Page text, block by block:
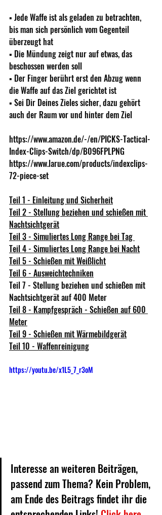
▪ Jede Waffe ist als geladen zu betrachten,
bis man sich persönlich vom Gegenteil
überzeugt hat
▪ Die Mündung zeigt nur auf etwas, das
beschossen werden soll
▪ Der Finger berührt erst den Abzug wenn
die Waffe auf das Ziel gerichtet ist
▪ Sei Dir Deines Zieles sicher, dazu gehört
auch der Raum vor und hinter dem Ziel
https://www.amazon.de/-/en/PICKS-Tactical-
Index-Clips-Switch/dp/B096FPLPNG
https://www.larue.com/products/indexclips-
72-piece-set
Teil 1 - Einleitung und Sicherheit
Teil 2 - Stellung beziehen und schießen mit
Nachtsichtgerät
Teil 3 - Simuliertes Long Range bei Tag
Teil 4 - Simuliertes Long Range bei Nacht
Teil 5 - Schießen mit Weißlicht
Teil 6 - Ausweichtechniken
Teil 7 - Stellung beziehen und schießen mit
Nachtsichtgerät auf 400 Meter
Teil 8 - Kampfgespräch - Schießen auf 600
Meter
Teil 9 - Schießen mit Wärmebildgerät
Teil 10 - Waffenreinigung
https://youtu.be/x1L5_7_r3oM
Interesse an weiteren Beiträgen,
passend zum Thema? Kein Problem,
am Ende des Beitrags findet ihr die